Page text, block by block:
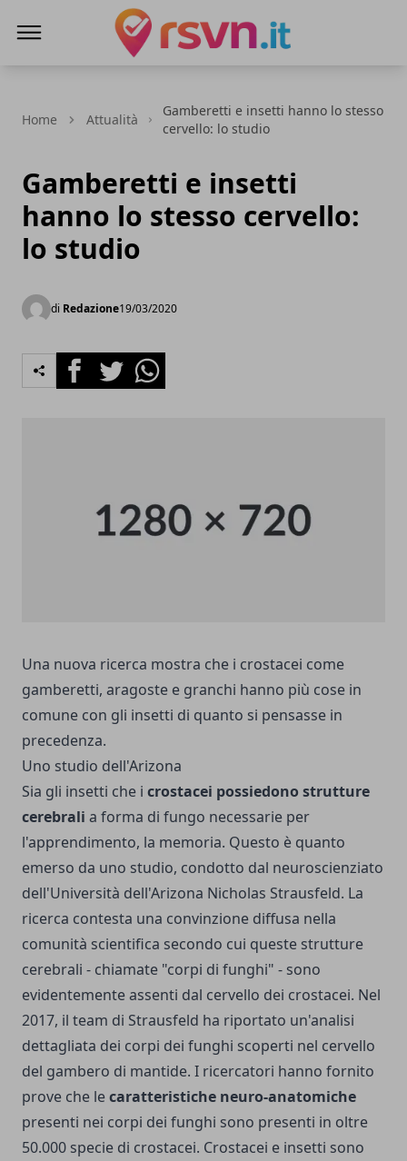
Home Attualità
Gamberetti e insetti hanno lo stesso
cervello: lo studio
Gamberetti e insetti
hanno lo stesso cervello:
lo studio
di Redazione19/03/2020
FacebookTwitterWhatsapp
Una nuova ricerca mostra che i crostacei come
gamberetti, aragoste e granchi hanno più cose in
comune con gli insetti di quanto si pensasse in
precedenza.
Uno studio dell'Arizona
Sia gli insetti che i crostacei possiedono strutture
cerebrali a forma di fungo necessarie per
l'apprendimento, la memoria. Questo è quanto
emerso da uno studio, condotto dal neuroscienziato
dell'Università dell'Arizona Nicholas Strausfeld. La
ricerca contesta una convinzione diffusa nella
comunità scientifica secondo cui queste strutture
cerebrali - chiamate "corpi di funghi" - sono
evidentemente assenti dal cervello dei crostacei. Nel
2017, il team di Strausfeld ha riportato un'analisi
dettagliata dei corpi dei funghi scoperti nel cervello
del gambero di mantide. I ricercatori hanno fornito
prove che lecaratteristiche neuro-anatomiche
presenti nei corpi dei funghi sono presenti in oltre
50.000 specie di crostacei. Crostacei e insetti sono